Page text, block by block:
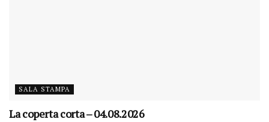
SALA STAMPA
La coperta corta – 04.08.2026